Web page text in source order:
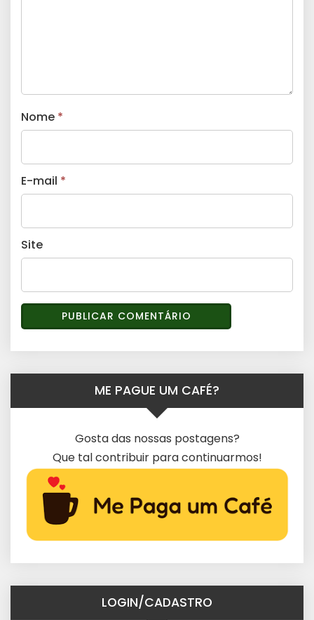
Nome *
E-mail *
Site
ME PAGUE UM CAFÉ?
Gosta das nossas postagens?
Que tal contribuir para continuarmos!
LOGIN/CADASTRO